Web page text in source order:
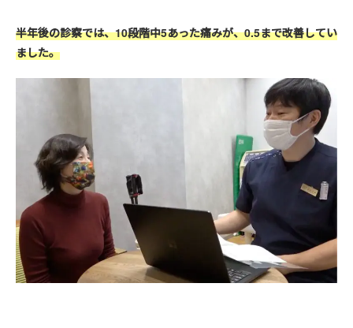
半年後の診察では、10段階中5あった痛みが、0.5まで改善してい
ました。